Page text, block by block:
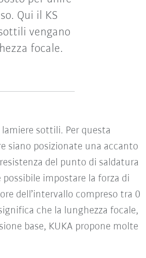
Qui il KS
vengano
focale.
sottili. Per questa
siano posizionate una accanto
del punto di saldatura
impostare la forza di
dell’intervallo compreso tra 0
che la lunghezza focale,
base, KUKA propone molte